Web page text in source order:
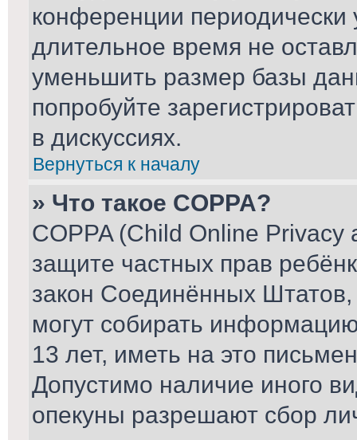
конференции периодически
длительное время не
уменьшить размер базы
попробуйте
в дискуссиях.
Вернуться к началу
» Что такое COPPA?
COPPA (Child Online Privacy
защите частных прав
закон Соединённых
могут собирать
13 лет, иметь на это
Допустимо наличие иного
опекуны разрешают сбор